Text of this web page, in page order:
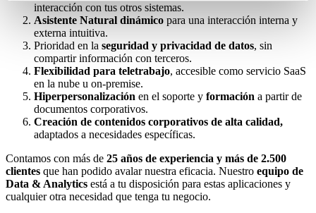
interacción con tus otros sistemas.
Asistente Natural dinámico para una interacción interna y
externa intuitiva.
Prioridad en la seguridad y privacidad de datos, sin
compartir información con terceros.
Flexibilidad para teletrabajo, accesible como servicio SaaS
en la nube u on-premise.
Hiperpersonalización en el soporte y formación a partir de
documentos corporativos.
Creación de contenidos corporativos de alta calidad,
adaptados a necesidades específicas.
Contamos con más de 25 años de experiencia y más de 2.500
clientes que han podido avalar nuestra eficacia. Nuestro equipo de
Data & Analytics está a tu disposición para estas aplicaciones y
cualquier otra necesidad que tenga tu negocio.